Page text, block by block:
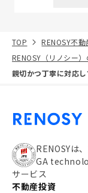
TOP RENOSY不
RENOSY（リノシー
親切かつ丁寧に対応
RENOSYは
GA
サービス
不動産投資